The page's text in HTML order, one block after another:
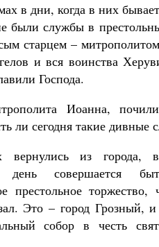
в дни, когда в них
были службы в
старцем –
и вся воинства
Господа.
Иоанна,
ли сегодня такие дивные
из города,
день совершается
престольное
Это – город
собор в честь